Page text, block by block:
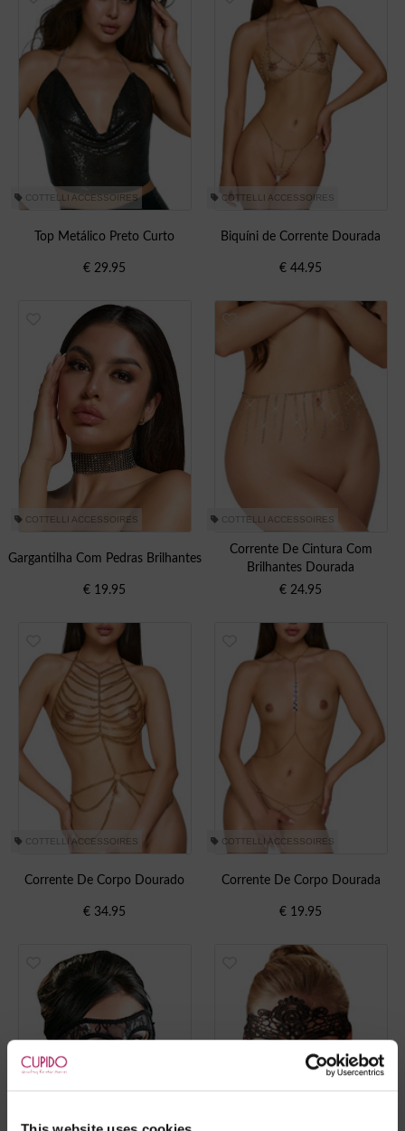
COTTELLI ACCESSOIRES
Top Metálico Preto Curto
€ 29.95
COTTELLI ACCESSOIRES
Biquíni de Corrente Dourada
€ 44.95
COTTELLI ACCESSOIRES
Gargantilha Com Pedras Brilhantes
€ 19.95
COTTELLI ACCESSOIRES
Corrente De Cintura Com
Brilhantes Dourada
€ 24.95
COTTELLI ACCESSOIRES
Corrente De Corpo Dourado
€ 34.95
COTTELLI ACCESSOIRES
Corrente De Corpo Dourada
€ 19.95